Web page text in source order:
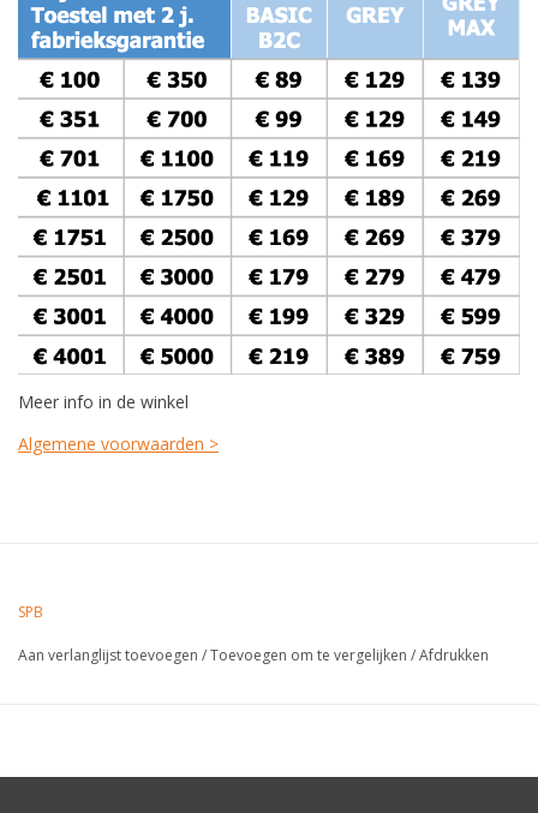
Meer info in de winkel
Algemene voorwaarden >
SPB
Aan verlanglijst toevoegen /Toevoegen om te vergelijken /Afdrukken